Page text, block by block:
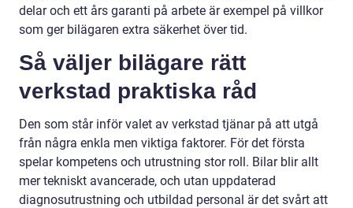
delar och ett års garanti på arbete är exempel på villkor
som ger bilägaren extra säkerhet över tid.
Så väljer bilägare rätt
verkstad praktiska råd
Den som står inför valet av verkstad tjänar på att utgå
från några enkla men viktiga faktorer. För det första
spelar kompetens och utrustning stor roll. Bilar blir allt
mer tekniskt avancerade, och utan uppdaterad
diagnosutrustning och utbildad personal är det svårt att